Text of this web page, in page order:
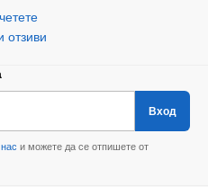
отзиви
Вход
и можете да се отпишете от